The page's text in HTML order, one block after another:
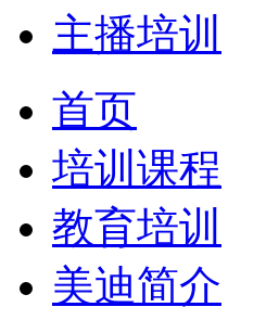
主播培训
首页
培训课程
教育培训
美迪简介